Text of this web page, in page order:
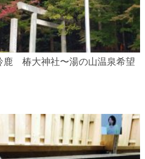
椿大神社〜湯の山温泉希望